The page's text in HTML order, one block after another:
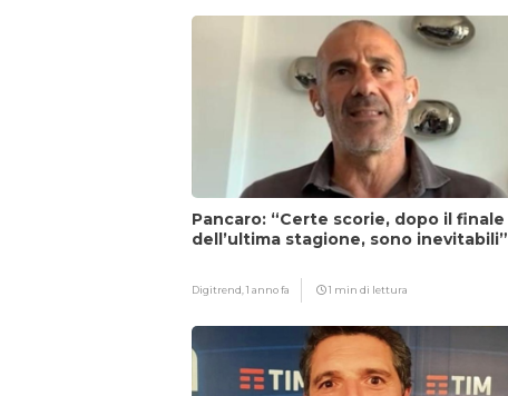
Pancaro: “Certe scorie, dopo il finale
dell’ultima stagione, sono inevitabili”
Digitrend,1 anno fa 1 min di lettura